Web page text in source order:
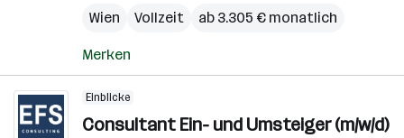
Wien
Vollzeit ab 3.305 € monatlich
Merken
Einblicke
Consultant Ein- und Umsteiger (m/w/d)